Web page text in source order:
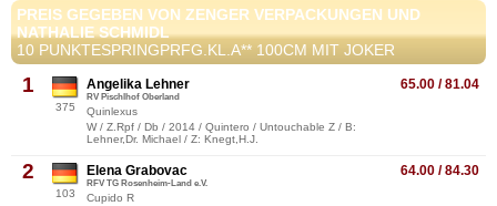
PREIS GEGEBEN VON ZENGER VERPACKUNGEN UND
NATHALIE SCHMIDL
10 PUNKTESPRINGPRFG.KL.A** 100CM MIT JOKER
1
375
65.00 / 81.04
Angelika Lehner
RV Pischlhof Oberland
Quinlexus
W / Z.Rpf / Db / 2014 / Quintero / Untouchable Z / B:
Lehner,Dr. Michael / Z: Knegt,H.J.
2
103
64.00 / 84.30
Elena Grabovac
RFV TG Rosenheim-Land e.V.
Cupido R